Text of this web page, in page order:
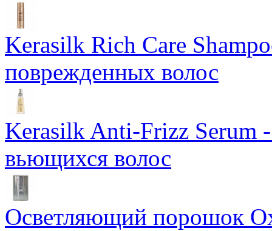
Kerasilk Rich Care
поврежденных волос
Kerasilk Anti-Frizz Serum
вьющихся волос
Осветляющий порошок